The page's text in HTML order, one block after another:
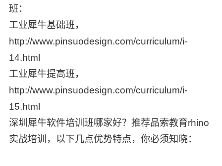
班：
工业犀牛基础班，
http://www.pinsuodesign.com/curriculum/i-
14.html
工业犀牛提高班，
http://www.pinsuodesign.com/curriculum/i-
15.html
深圳犀牛软件培训班哪家好？推荐品索教育rhino
实战培训，以下几点优势特点，你必须知晓：